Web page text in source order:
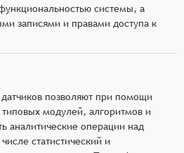
системы, а
записями и правами доступа к
позволяют при помощи
модулей, алгоритмов и
аналитические операции над
статистический и